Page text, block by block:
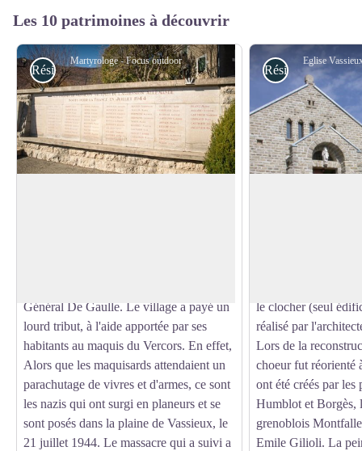
Les 10 patrimoines à découvrir
Martyrologe - Focus outdoor
Résistance
Général De Gaulle. Le village a payé un
lourd tribut, à l'aide apportée par ses
habitants au maquis du Vercors. En effet,
Alors que les maquisards attendaient un
parachutage de vivres et d'armes, ce sont
les nazis qui ont surgi en planeurs et se
sont posés dans la plaine de Vassieux, le
21 juillet 1944. Le massacre qui a suivi a
Eglise
Résistance
le clocher (seul
réalisé par
Lors de la
choeur fut réorienté
ont été créés par les
Humblot et Borgès,
grenoblois
Emile Gilioli. La